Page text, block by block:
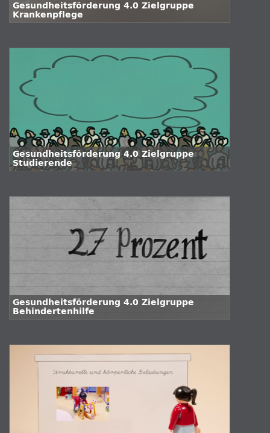
Gesundheitsförderung 4.0 Zielgruppe
Krankenpflege
Gesundheitsförderung 4.0 Zielgruppe
Studierende
Gesundheitsförderung 4.0 Zielgruppe
Behindertenhilfe